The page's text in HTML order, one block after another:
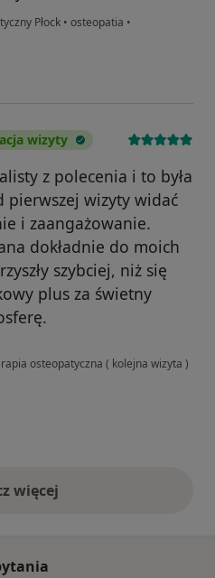
Płock • osteopatia •
wizyty
z polecenia i to była
pierwszej wizyty widać
i zaangażowanie.
dokładnie do moich
szybciej, niż się
plus za świetny
osteopatyczna ( kolejna wizyta )
więcej
opinie powyżej